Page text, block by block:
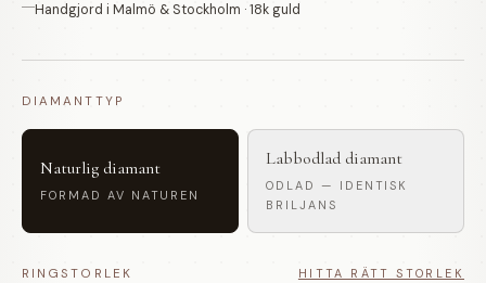
Handgjord i Malmö & Stockholm · 18k guld
DIAMANTTYP
Naturlig diamant
FORMAD AV NATUREN
Labbodlad diamant
ODLAD — IDENTISK
BRILJANS
RINGSTORLEK HITTA RÄTT STORLEK